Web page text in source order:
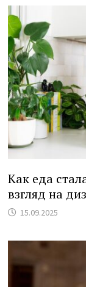
Как еда
взгляд на
15.09.2025